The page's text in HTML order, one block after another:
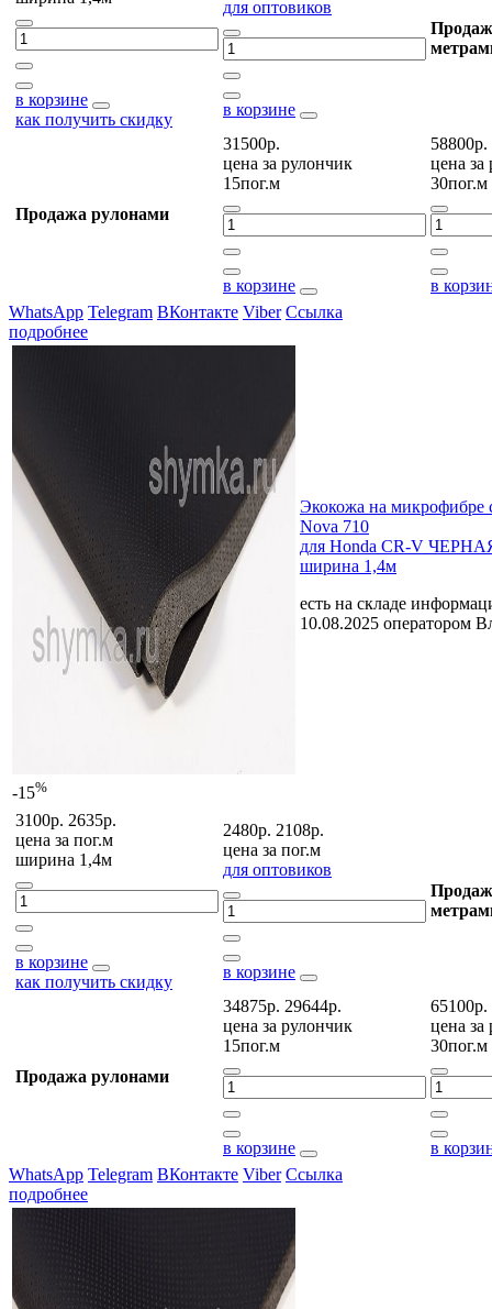
в корзине
как получить скидку
для оптовиков
в корзине
Продажа рулонами
31500р.
цена за рулончик
15пог.м
в корзине
58800р.
цена за
30пог.м
в
WhatsApp Telegram ВКонтакте Viber Ссылка
подробнее
-15%
Экокожа на микрофибре
Nova 710
для Honda CR-V
ширина 1,4м
есть на складе
10.08.2025 оператором
3100р. 2635р.
цена за пог.м
ширина 1,4м
в корзине
как получить скидку
2480р. 2108р.
цена за пог.м
для оптовиков
в корзине
Продажа рулонами
34875р. 29644р.
цена за рулончик
15пог.м
в корзине
65100р.
цена за
30пог.м
в
WhatsApp Telegram ВКонтакте Viber Ссылка
подробнее